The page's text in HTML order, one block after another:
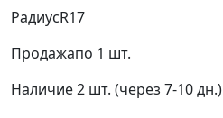
РадиусR17
Продажапо 1 шт.
Наличие2 шт. (через 7-10 дн.)